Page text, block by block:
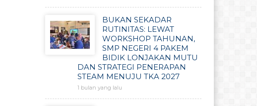
BUKAN SEKADAR
RUTINITAS: LEWAT
WORKSHOP TAHUNAN,
SMP NEGERI 4 PAKEM
BIDIK LONJAKAN MUTU
DAN STRATEGI PENERAPAN
STEAM MENUJU TKA 2027
1 bulan yang lalu